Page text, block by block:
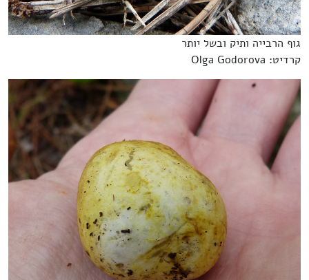
גוף הרבייה ותיק ובשל יותר
קרדיט: Olga Godorova